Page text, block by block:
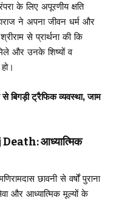
के लिए अपूरणीय क्षति
ने अपना जीवन धर्म और
से प्रार्थना की कि
और उनके शिष्यों व
बिगड़ी ट्रैफिक व्यवस्था, जाम
आध्यात्मिक
छावनी से वर्षों पुराना
और आध्यात्मिक मूल्यों के